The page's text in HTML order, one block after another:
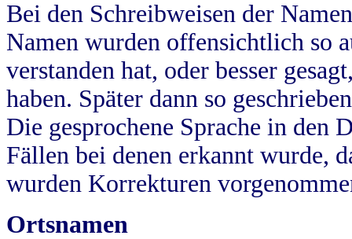
Bei den Schreibweisen der
Namen wurden offensichtlich so
verstanden hat, oder besser
haben. Später dann so
Die gesprochene Sprache in
Fällen bei denen erkannt wurde,
wurden Korrekturen
Ortsnamen